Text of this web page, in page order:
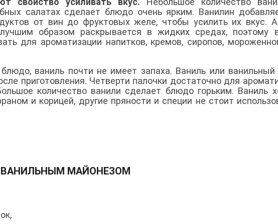
салатах сделает блюдо очень ярким. Ванилин
от вин до фруктовых желе, чтобы усилить их вкус.
образом раскрывается в жидких средах, поэтому
для ароматизации напитков, кремов, сиропов,
ваниль почти не имеет запаха. Ваниль или ванильный
приготовления. Четверти палочки достаточно для
количество ванили сделает блюдо горьким. Ваниль
и корицей, другие пряности и специи не стоит
МАЙОНЕЗОМ